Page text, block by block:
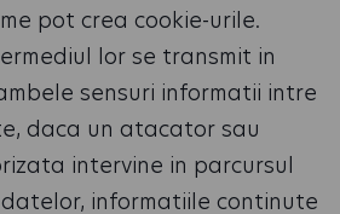
pot crea cookie-urile.
lor se transmit in
sensuri informatii intre
daca un atacator sau
intervine in parcursul
informatiile continute